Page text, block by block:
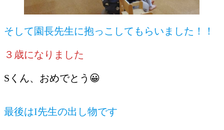
そして園長先生に抱っこしてもらいました！！
３歳になりました
Sくん、おめでとう😀
最後はI先生の出し物です